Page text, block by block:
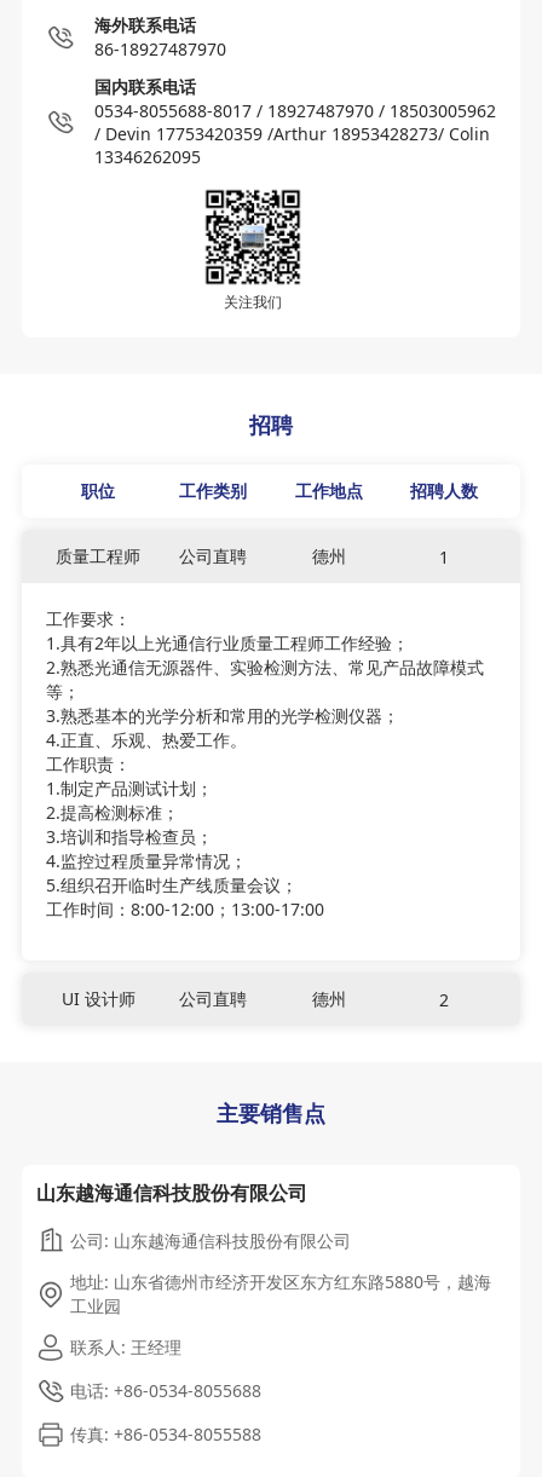
海外联系电话
86-18927487970
国内联系电话
0534-8055688-8017 / 18927487970 / 18503005962
/ Devin 17753420359 /Arthur 18953428273/ Colin
13346262095
关注我们
招聘
职位 工作类别 工作地点 招聘人数
质量工程师 公司直聘 德州 1
工作要求：
1.具有2年以上光通信行业质量工程师工作经验；
2.熟悉光通信无源器件、实验检测方法、常见产品故障模式
等；
3.熟悉基本的光学分析和常用的光学检测仪器；
4.正直、乐观、热爱工作。
工作职责：
1.制定产品测试计划；
2.提高检测标准；
3.培训和指导检查员；
4.监控过程质量异常情况；
5.组织召开临时生产线质量会议；
工作时间：8:00-12:00；13:00-17:00
UI 设计师 公司直聘 德州 2
主要销售点
山东越海通信科技股份有限公司
公司: 山东越海通信科技股份有限公司
地址: 山东省德州市经济开发区东方红东路5880号，越海
工业园
联系人: 王经理
电话: +86-0534-8055688
传真: +86-0534-8055588